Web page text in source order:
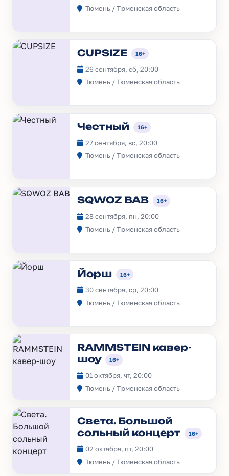
Тюмень / Тюменская область
CUPSIZE 16+
26 сентября, сб, 20:00
Тюмень / Тюменская область
Честный 16+
27 сентября, вс, 20:00
Тюмень / Тюменская область
SQWOZ BAB 16+
28 сентября, пн, 20:00
Тюмень / Тюменская область
Йорш 16+
30 сентября, ср, 20:00
Тюмень / Тюменская область
RAMMSTEIN кавер-
шоу
16+
01 октября, чт, 20:00
Тюмень / Тюменская область
Света. Большой
сольный концерт
16+
02 октября, пт, 20:00
Тюмень / Тюменская область